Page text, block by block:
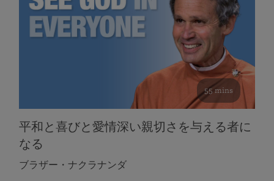
55 mins
平和と喜びと愛情深い親切さを与える者に
なる
ブラザー・ナクラナンダ